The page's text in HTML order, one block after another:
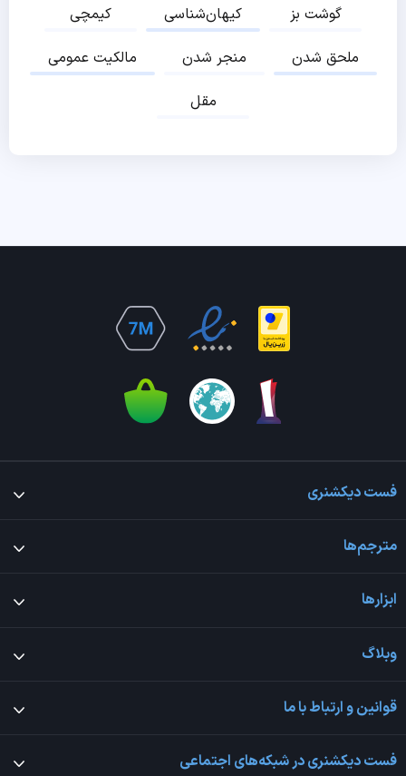
کیمچی
کیهان‌شناسی
گوشت بز
مالکیت عمومی
منجر شدن
ملحق شدن
مقل
فست دیکشنری
مترجم‌ها
ابزارها
وبلاگ
قوانین و ارتباط با ما
فست دیکشنری در شبکه‌های اجتماعی